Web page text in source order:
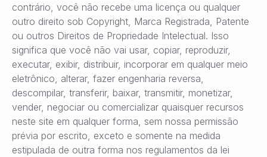
contrário, você não recebe uma licença ou qualquer
outro direito sob Copyright, Marca Registrada, Patente
ou outros Direitos de Propriedade Intelectual. Isso
significa que você não vai usar, copiar, reproduzir,
executar, exibir, distribuir, incorporar em qualquer meio
eletrônico, alterar, fazer engenharia reversa,
descompilar, transferir, baixar, transmitir, monetizar,
vender, negociar ou comercializar quaisquer recursos
neste site em qualquer forma, sem nossa permissão
prévia por escrito, exceto e somente na medida
estipulada de outra forma nos regulamentos da lei